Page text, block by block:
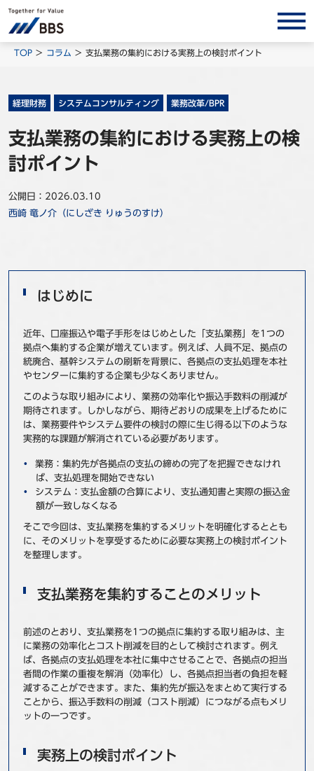
BBSグループネットワーク サステナビリティ
株主・投資家情報
サービス/ソリューション
製品・ソリューション
事例
セミナ−
ニュース
お問い合わせ
TOP コラム 支払業務の集約における実務上の検討ポイント
経理財務 システムコンサルティング 業務改革/BPR
支払業務の集約における実務上の検
討ポイント
公開日：2026.03.10
西崎 竜ノ介（にしざき りゅうのすけ）
はじめに
近年、口座振込や電子手形をはじめとした「支払業務」を1つの
拠点へ集約する企業が増えています。例えば、人員不足、拠点の
統廃合、基幹システムの刷新を背景に、各拠点の支払処理を本社
やセンターに集約する企業も少なくありません。
このような取り組みにより、業務の効率化や振込手数料の削減が
期待されます。しかしながら、期待どおりの成果を上げるために
は、業務要件やシステム要件の検討の際に生じ得る以下のような
実務的な課題が解消されている必要があります。
業務：集約先が各拠点の支払の締めの完了を把握できなけれ
ば、支払処理を開始できない
システム：支払金額の合算により、支払通知書と実際の振込金
額が一致しなくなる
そこで今回は、支払業務を集約するメリットを明確化するととも
に、そのメリットを享受するために必要な実務上の検討ポイント
を整理します。
支払業務を集約することのメリット
前述のとおり、支払業務を1つの拠点に集約する取り組みは、主
に業務の効率化とコスト削減を目的として検討されます。例え
ば、各拠点の支払処理を本社に集中させることで、各拠点の担当
者間の作業の重複を解消（効率化）し、各拠点担当者の負担を軽
減することができます。また、集約先が振込をまとめて実行する
ことから、振込手数料の削減（コスト削減）につながる点もメリ
ットの一つです。
実務上の検討ポイント